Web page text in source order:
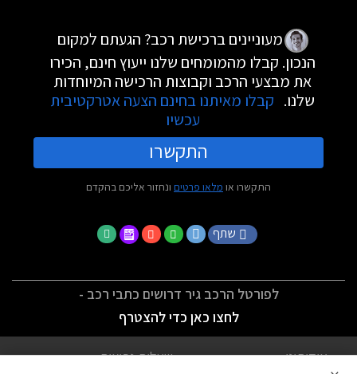
מעוניינים ברכישת רכב? הגעתם למקום
הנכון. קבלו מהמומחים שלנו ייעוץ חינם, הכירו
את מבצעי הרכב וקבוצות הרכישה המיוחדות
שלנו. קבלו מאיתנו בחינם הצעה אטרקטיבית
עכשיו
התקשרו
התקשרו או מלאו פרטים ונחזור אליכם בהקדם
שתף
לפורטל הרכב גיר דרושים כתבי רכב -
לחצו כאן כדי להצטרף
אודותינו שאלות נפוצות